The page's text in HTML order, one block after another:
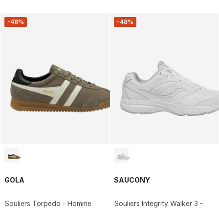
-48%
GOLA
Souliers Torpedo - Homme
-48%
SAUCONY
Souliers Integrity Walker 3 -